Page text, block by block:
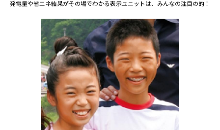
発電量や省エネ結果がその場でわかる表示ユニットは、みんなの注目の的！